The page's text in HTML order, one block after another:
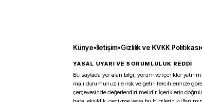
Künye•İletişim•Gizlilik ve KVKK Politikası•
YASAL UYARI VE SORUMLULUK REDDİ
Bu sayfada yer alan bilgi, yorum ve içerikler yatırım
mali durumunuz ile risk ve getiri tercihlerinize göre
çerçevesinde değerlendirilmelidir. İçeriklerin